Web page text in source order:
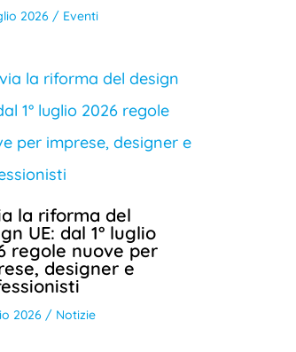
2026 / Eventi
la riforma del
UE: dal 1° luglio
regole nuove per
designer e
2026 / Notizie